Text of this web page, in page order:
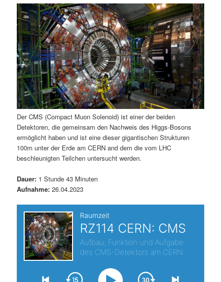
ä
r
e
n
I
n
h
l
t
s
p
n
d
ä
r
e
n
I
h
a
l
t
n
a
v
i
g
a
t
i
o
n
Der CMS (Compact Muon Solenoid) ist einer der beiden
Detektoren, die gemeinsam den Nachweis des Higgs-Bosons
ermöglicht haben und ist eine dieser gigantischen Strukturen
100m unter der Erde am CERN and dem die vom LHC
beschleunigten Teilchen untersucht werden.
Dauer: 1 Stunde 43 Minuten
Aufnahme: 26.04.2023